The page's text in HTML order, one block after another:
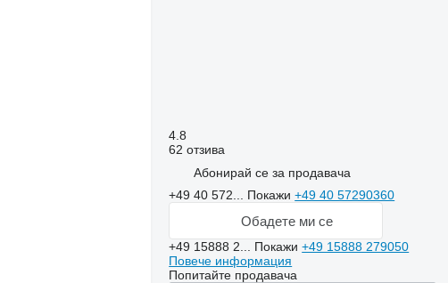
4.8
62 отзива
Абонирай се за продавача
+49 40 572... Покажи+49 40 57290360
Обадете ми се
+49 15888 2... Покажи+49 15888 279050
Повече информация
Попитайте продавача